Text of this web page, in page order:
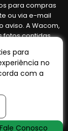
para compras
ou via e-mail
A Wacom,
fotos contidas
Ofertas
sujeitas à
para
no
com a
Fale Conosco